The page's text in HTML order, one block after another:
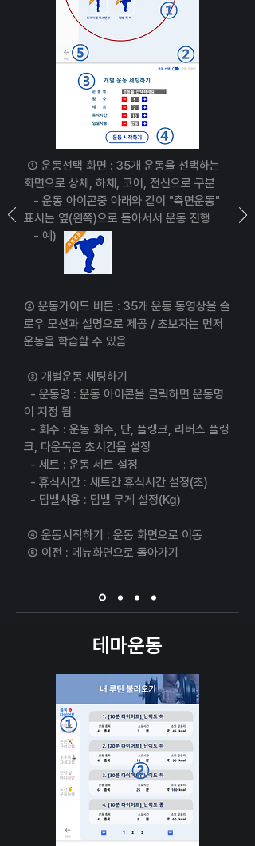
① 운동선택 화면 : 35개 운동을 선택하는
화면으로 상체, 하체, 코어, 전신으로 구분
- 운동 아이콘중 아래와 같이 "측면운동"
표시는 옆(왼쪽)으로 돌아서서 운동 진행
- 예)
② 운동가이드 버튼 : 35개 운동 동영상을 슬
로우 모션과 설명으로 제공 / 초보자는 먼저
운동을 학습할 수 있음
③ 개별운동 세팅하기
- 운동명 : 운동 아이콘을 클릭하면 운동명
이 지정 됨
- 회수 : 운동 회수, 단, 플랭크, 리버스 플랭
크, 다운독은 초시간을 설정
- 세트 : 운동 세트 설정
- 휴식시간 : 세트간 휴식시간 설정(초)
- 덤벨사용 : 덤벨 무게 설정(Kg)
④ 운동시작하기 : 운동 화면으로 이동
​⑤ 이전 : 메뉴화면으로 돌아가기
테마운동